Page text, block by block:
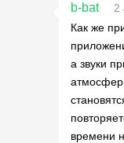
b-bat
2
Как же
а звуки
времени